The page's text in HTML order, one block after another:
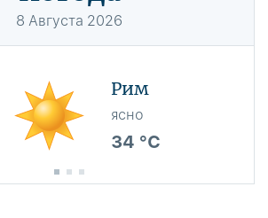
8 Августа 2026
Рим
ясно
34 °C